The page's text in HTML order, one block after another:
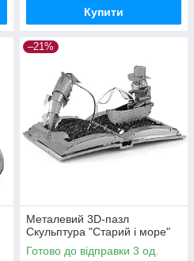
Купити
–21%
Металевий 3D-пазл
Скульптура "Старий і море"
Готово до відправки 3 од.